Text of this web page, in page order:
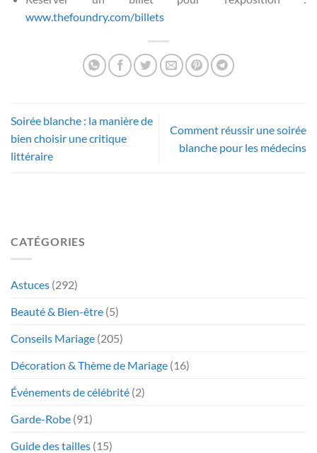
www.thefoundry.com/billets
Soirée blanche : la manière de
bien choisir une critique
littéraire
Comment réussir une soirée
blanche pour les médecins
CATÉGORIES
Astuces (292)
Beauté & Bien-être (5)
Conseils Mariage (205)
Décoration & Thème de Mariage (16)
Événements de célébrité (2)
Garde-Robe (91)
Guide des tailles (15)